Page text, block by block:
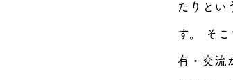
たりとい
す。 そ
有・交流